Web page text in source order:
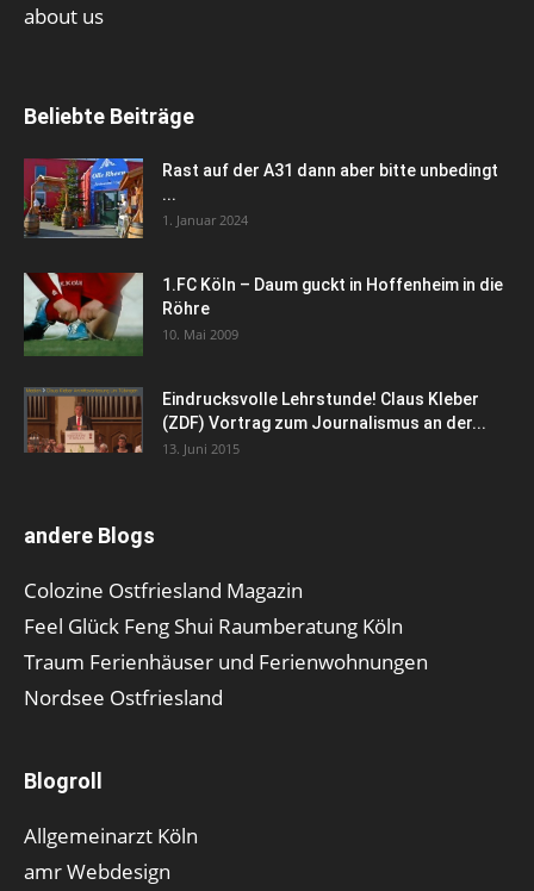
about us
Beliebte Beiträge
Rast auf der A31 dann aber bitte unbedingt
...
1. Januar 2024
1.FC Köln – Daum guckt in Hoffenheim in die
Röhre
10. Mai 2009
Eindrucksvolle Lehrstunde! Claus Kleber
(ZDF) Vortrag zum Journalismus an der...
13. Juni 2015
andere Blogs
Colozine Ostfriesland Magazin
Feel Glück Feng Shui Raumberatung Köln
Traum Ferienhäuser und Ferienwohnungen
Nordsee Ostfriesland
Blogroll
Allgemeinarzt Köln
amr Webdesign